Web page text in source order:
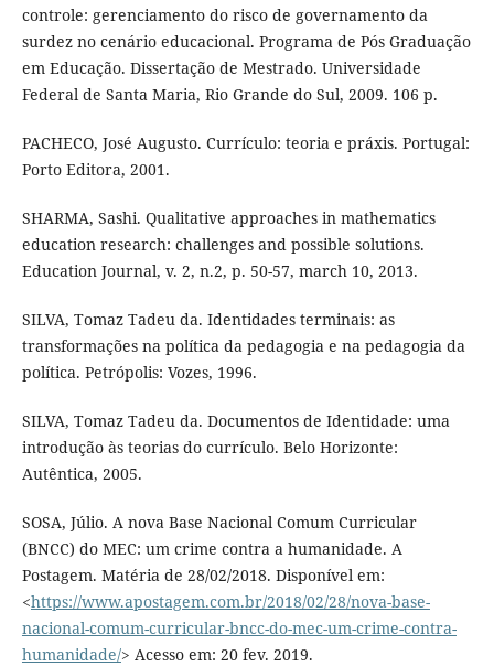
controle: gerenciamento do risco de governamento da
surdez no cenário educacional. Programa de Pós Graduação
em Educação. Dissertação de Mestrado. Universidade
Federal de Santa Maria, Rio Grande do Sul, 2009. 106 p.
PACHECO, José Augusto. Currículo: teoria e práxis. Portugal:
Porto Editora, 2001.
SHARMA, Sashi. Qualitative approaches in mathematics
education research: challenges and possible solutions.
Education Journal, v. 2, n.2, p. 50-57, march 10, 2013.
SILVA, Tomaz Tadeu da. Identidades terminais: as
transformações na política da pedagogia e na pedagogia da
política. Petrópolis: Vozes, 1996.
SILVA, Tomaz Tadeu da. Documentos de Identidade: uma
introdução às teorias do currículo. Belo Horizonte:
Autêntica, 2005.
SOSA, Júlio. A nova Base Nacional Comum Curricular
(BNCC) do MEC: um crime contra a humanidade. A
Postagem. Matéria de 28/02/2018. Disponível em:
<https://www.apostagem.com.br/2018/02/28/nova-base-
nacional-comum-curricular-bncc-do-mec-um-crime-contra-
humanidade/> Acesso em: 20 fev. 2019.